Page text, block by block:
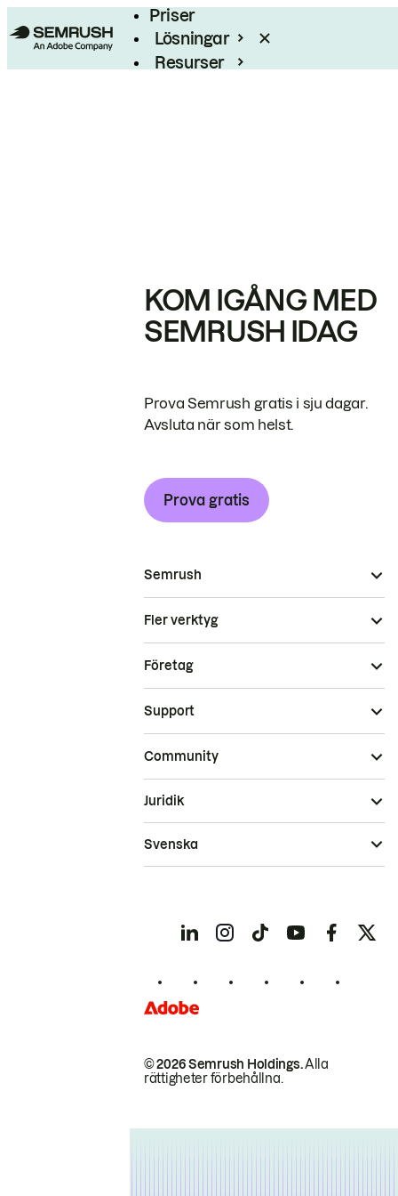
Priser
Lösningar
Resurser
KOM IGÅNG MED
SEMRUSH IDAG
Prova Semrush gratis i sju dagar.
Avsluta när som helst.
Prova gratis
Semrush
Fler verktyg
Företag
Support
Community
© 2026 Semrush Holdings.Alla
rättigheter förbehållna.
Juridik
Svenska